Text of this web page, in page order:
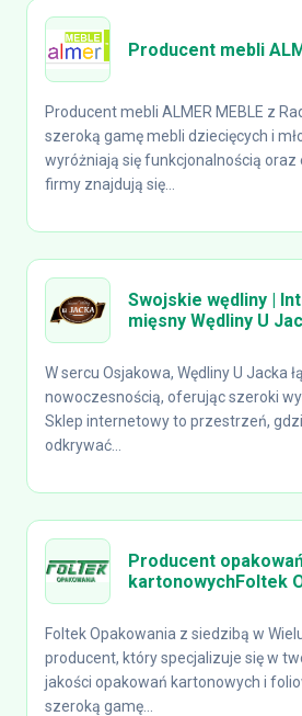
Producent mebli
Producent mebli ALMER MEBLE z
szeroką gamę mebli dziecięcych i
wyróżniają się funkcjonalnością oraz
firmy znajdują się...
Swojskie wędliny |
mięsny Wędliny U
W sercu Osjakowa, Wędliny U Jacka
nowoczesnością, oferując szeroki
Sklep internetowy to przestrzeń,
odkrywać...
Producent
kartonowychFoltek
Foltek Opakowania z siedzibą w
producent, który specjalizuje się w
jakości opakowań kartonowych i
szeroką gamę...